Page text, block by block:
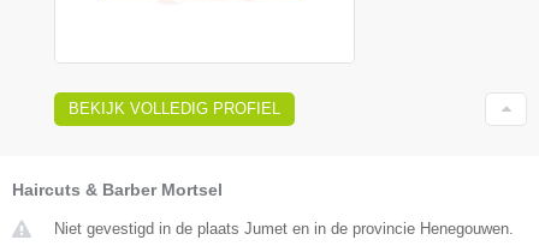
BEKIJK VOLLEDIG PROFIEL
Haircuts & Barber Mortsel
Niet gevestigd in de plaats Jumet en in de provincie Henegouwen.